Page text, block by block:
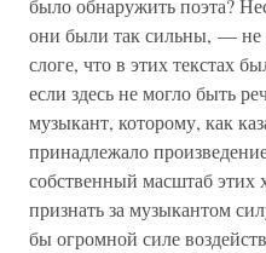
было обнаружить поэта?
они были так сильны, — не
слоге, что в этих текстах
если здесь не могло быть
музыкант, которому, как
принадлежало
собственный масштаб этих
признать за музыкантом
бы огромной силе